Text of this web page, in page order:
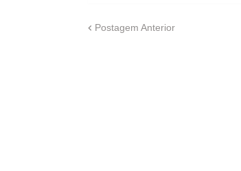
Postagem Anterior